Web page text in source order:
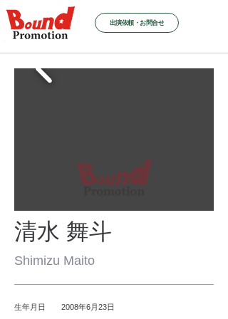
出演依頼・お問合せ
清水 舞斗
Shimizu Maito
生年月日 2008年6月23日